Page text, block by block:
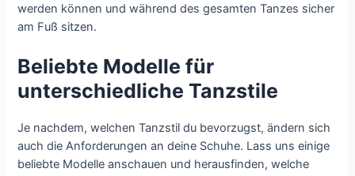
werden können und während des gesamten Tanzes sicher
am Fuß sitzen.
Beliebte Modelle für
unterschiedliche Tanzstile
Je nachdem, welchen Tanzstil du bevorzugst, ändern sich
auch die Anforderungen an deine Schuhe. Lass uns einige
beliebte Modelle anschauen und herausfinden, welche